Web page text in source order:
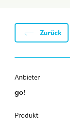
Zurück
Anbieter
go!
Produkt